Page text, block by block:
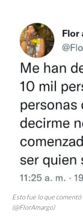
Esto fue lo que
(@FlorAmargo)